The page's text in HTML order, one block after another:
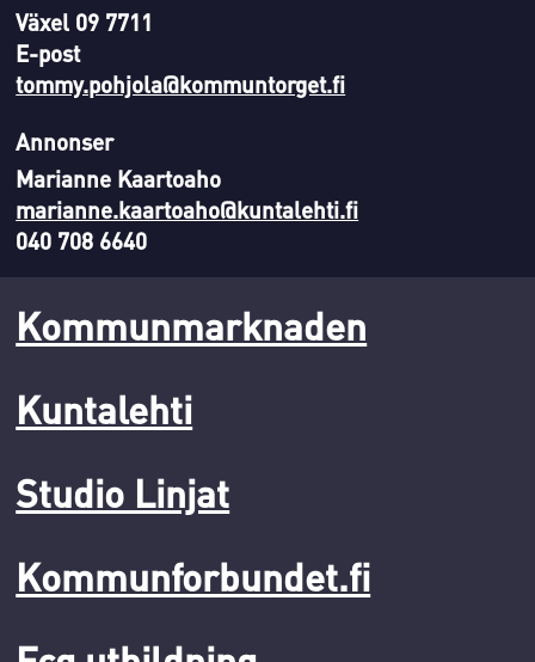
Växel 09 7711
E-post
tommy.pohjola@kommuntorget.fi
Annonser
Marianne Kaartoaho
marianne.kaartoaho@kuntalehti.fi
040 708 6640
Kommunmarknaden
Kuntalehti
Studio Linjat
Kommunforbundet.fi